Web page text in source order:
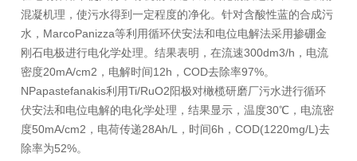
混凝机理，使污水得到一定程度的净化。针对含酸性蓝的合成污
水，MarcoPanizza等利用循环伏安法和电位电解法采用掺硼金
刚石电极进行电化学处理。结果表明，在流速300dm3/h，电流
密度20mA/cm2，电解时间12h，COD去除率97%。
NPapastefanakis利用Ti/RuO2阳极对橄榄研磨厂污水进行循环
伏安法和电位电解的电化学处理，结果显示，温度30℃，电流密
度50mA/cm2，电荷传递28Ah/L，时间6h，COD(1220mg/L)去
除率为52%。